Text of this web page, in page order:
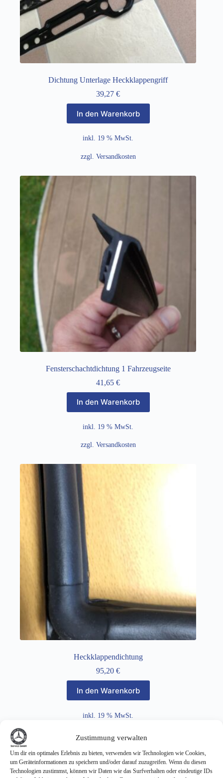
Zustimmung verwalten
Um dir ein optimales Erlebnis zu bieten, verwenden wir Technologien wie Cookies,
um Geräteinformationen zu speichern und/oder darauf zuzugreifen. Wenn du diesen
Technologien zustimmst, können wir Daten wie das Surfverhalten oder eindeutige IDs
Dichtung Unterlage Heckklappengriff
39,27€
In den Warenkorb
inkl. 19 % MwSt.
zzgl. Versandkosten
Fensterschachtdichtung 1 Fahrzeugseite
41,65€
In den Warenkorb
inkl. 19 % MwSt.
zzgl. Versandkosten
Heckklappendichtung
95,20€
In den Warenkorb
inkl. 19 % MwSt.